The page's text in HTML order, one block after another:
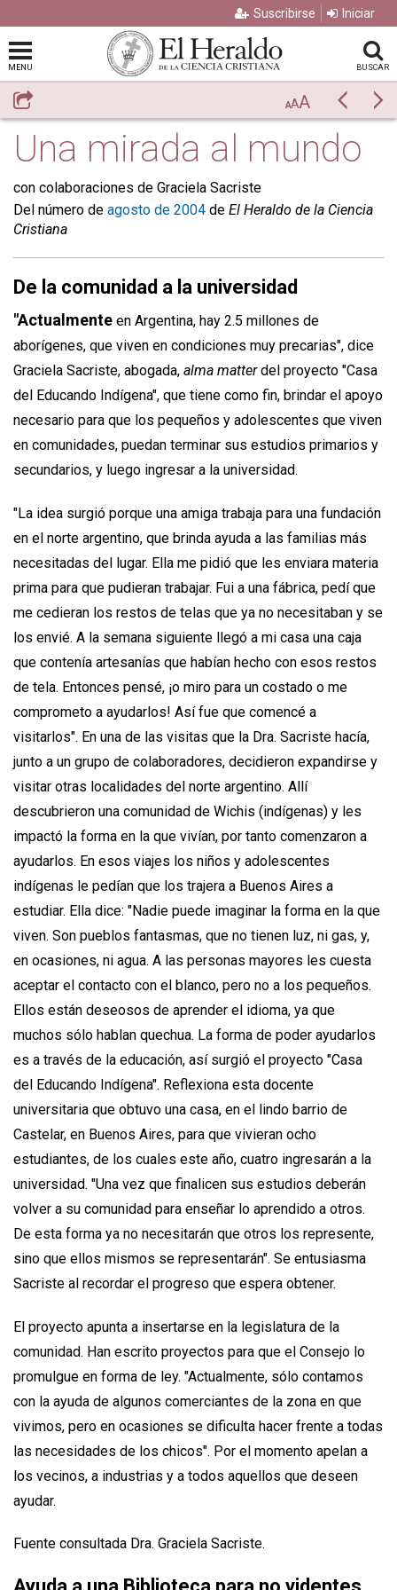
Suscribirse Iniciar
MENU BUSCAR
Compartir AAA Previo
Una mirada al mundo
con colaboraciones de Graciela Sacriste
Del número de agosto de 2004 de El Heraldo de la Ciencia
Cristiana
De la comunidad a la universidad
"Actualmente en Argentina, hay 2.5 millones de
aborígenes, que viven en condiciones muy precarias", dice
Graciela Sacriste, abogada, alma matterdel proyecto "Casa
del Educando Indígena", que tiene como fin, brindar el apoyo
necesario para que los pequeños y adolescentes que viven
en comunidades, puedan terminar sus estudios primarios y
secundarios, y luego ingresar a la universidad.
"La idea surgió porque una amiga trabaja para una fundación
en el norte argentino, que brinda ayuda a las familias más
necesitadas del lugar. Ella me pidió que les enviara materia
prima para que pudieran trabajar. Fui a una fábrica, pedí que
me cedieran los restos de telas que ya no necesitaban y se
los envié. A la semana siguiente llegó a mi casa una caja
que contenía artesanías que habían hecho con esos restos
de tela. Entonces pensé, ¡o miro para un costado o me
comprometo a ayudarlos! Así fue que comencé a
visitarlos". En una de las visitas que la Dra. Sacriste hacía,
junto a un grupo de colaboradores, decidieron expandirse y
visitar otras localidades del norte argentino. Allí
descubrieron una comunidad de Wichis (indígenas) y les
impactó la forma en la que vivían, por tanto comenzaron a
ayudarlos. En esos viajes los niños y adolescentes
indígenas le pedían que los trajera a Buenos Aires a
estudiar. Ella dice: "Nadie puede imaginar la forma en la que
viven. Son pueblos fantasmas, que no tienen luz, ni gas, y,
en ocasiones, ni agua. A las personas mayores les cuesta
aceptar el contacto con el blanco, pero no a los pequeños.
Ellos están deseosos de aprender el idioma, ya que
muchos sólo hablan quechua. La forma de poder ayudarlos
es a través de la educación, así surgió el proyecto "Casa
del Educando Indígena". Reflexiona esta docente
universitaria que obtuvo una casa, en el lindo barrio de
Castelar, en Buenos Aires, para que vivieran ocho
estudiantes, de los cuales este año, cuatro ingresarán a la
universidad. "Una vez que finalicen sus estudios deberán
volver a su comunidad para enseñar lo aprendido a otros.
De esta forma ya no necesitarán que otros los represente,
sino que ellos mismos se representarán". Se entusiasma
Sacriste al recordar el progreso que espera obtener.
El proyecto apunta a insertarse en la legislatura de la
comunidad. Han escrito proyectos para que el Consejo lo
promulgue en forma de ley. "Actualmente, sólo contamos
con la ayuda de algunos comerciantes de la zona en que
vivimos, pero en ocasiones se dificulta hacer frente a todas
las necesidades de los chicos". Por el momento apelan a
los vecinos, a industrias y a todos aquellos que deseen
ayudar.
Fuente consultada Dra. Graciela Sacriste.